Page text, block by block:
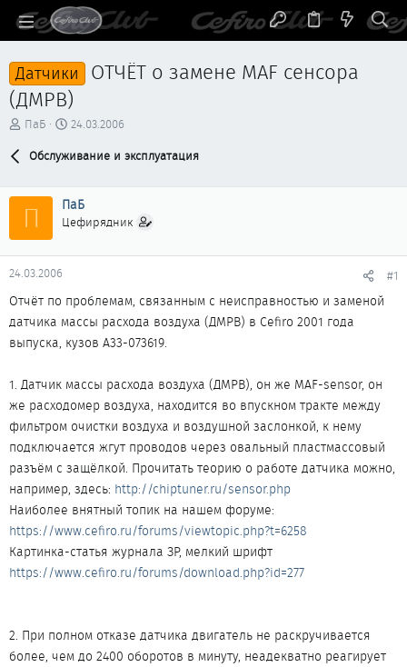
Датчики
ОТЧЁТ о замене MAF сенсора
(ДМРВ)
А
т
м
ы
ПаБ
Д
т
а
ч
л
24.03.2006
Обслуживание и эксплуатация
П ПаБ
Цефирядник
24.03.2006 #1
Отчёт по проблемам, связанным с неисправностью и заменой
датчика массы расхода воздуха (ДМРВ) в Cefiro 2001 года
выпуска, кузов А33-073619.
1. Датчик массы расхода воздуха (ДМРВ), он же MAF-sensor, он
же расходомер воздуха, находится во впускном тракте между
фильтром очистки воздуха и воздушной заслонкой, к нему
подключается жгут проводов через овальный пластмассовый
разъём с защёлкой. Прочитать теорию о работе датчика можно,
например, здесь: http://chiptuner.ru/sensor.php
Наиболее внятный топик на нашем форуме:
https://www.cefiro.ru/forums/viewtopic.php?t=6258
Картинка-статья журнала ЗР, мелкий шрифт
https://www.cefiro.ru/forums/download.php?id=277
2. При полном отказе датчика двигатель не раскручивается
более, чем до 2400 оборотов в минуту, неадекватно реагирует